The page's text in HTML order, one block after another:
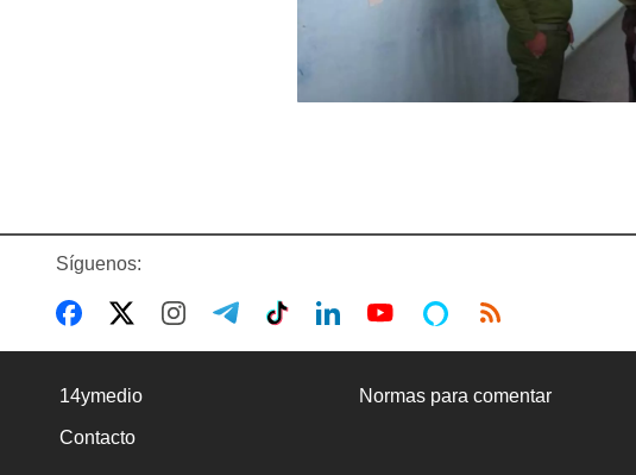
Síguenos:
14ymedio Normas para comentar
Contacto